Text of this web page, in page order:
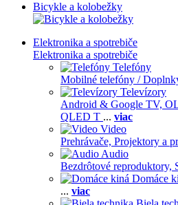
Bicykle a kolobežky
Elektronika a spotrebiče
Elektronika a spotrebiče
Telefóny
Mobilné telefóny /
Televízory
Android & Google TV,
QLED T ... viac
Video
Prehrávače, Projektory a
Audio
Bezdrôtové reproduktory,
Domáce
... viac